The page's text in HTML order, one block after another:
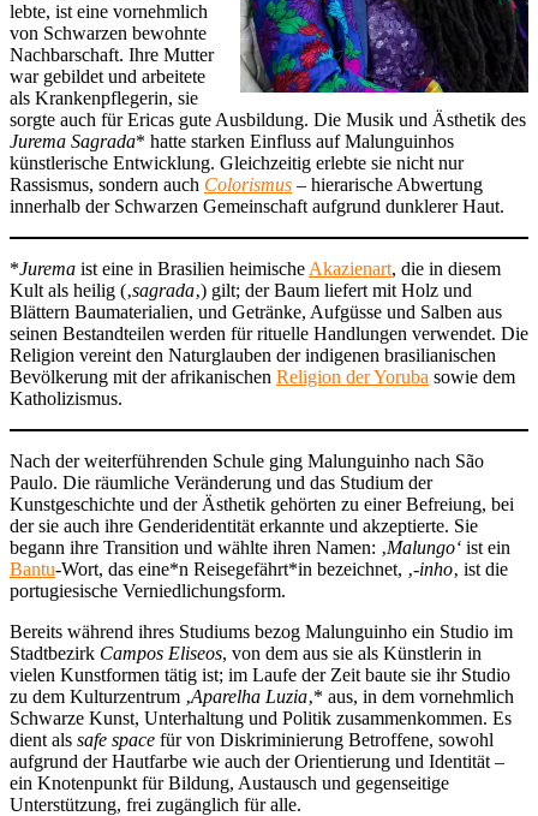
lebte, ist eine vornehmlich
von Schwarzen bewohnte
Nachbarschaft. Ihre Mutter
war gebildet und arbeitete
als Krankenpflegerin, sie
sorgte auch für Ericas gute Ausbildung. Die Musik und Ästhetik des
Jurema Sagrada* hatte starken Einfluss auf Malunguinhos
künstlerische Entwicklung. Gleichzeitig erlebte sie nicht nur
Rassismus, sondern auch Colorismus – hierarische Abwertung
innerhalb der Schwarzen Gemeinschaft aufgrund dunklerer Haut.
*Jurema ist eine in Brasilien heimische Akazienart, die in diesem
Kult als heilig (‚sagrada‚) gilt; der Baum liefert mit Holz und
Blättern Baumaterialien, und Getränke, Aufgüsse und Salben aus
seinen Bestandteilen werden für rituelle Handlungen verwendet. Die
Religion vereint den Naturglauben der indigenen brasilianischen
Bevölkerung mit der afrikanischen Religion der Yoruba sowie dem
Katholizismus.
Nach der weiterführenden Schule ging Malunguinho nach São
Paulo. Die räumliche Veränderung und das Studium der
Kunstgeschichte und der Ästhetik gehörten zu einer Befreiung, bei
der sie auch ihre Genderidentität erkannte und akzeptierte. Sie
begann ihre Transition und wählte ihren Namen: ‚Malungo‘ ist ein
Bantu-Wort, das eine*n Reisegefährt*in bezeichnet, ‚-inho‚ ist die
portugiesische Verniedlichungsform.
Bereits während ihres Studiums bezog Malunguinho ein Studio im
Stadtbezirk Campos Eliseos, von dem aus sie als Künstlerin in
vielen Kunstformen tätig ist; im Laufe der Zeit baute sie ihr Studio
zu dem Kulturzentrum ‚Aparelha Luzia‚* aus, in dem vornehmlich
Schwarze Kunst, Unterhaltung und Politik zusammenkommen. Es
dient als safe space für von Diskriminierung Betroffene, sowohl
aufgrund der Hautfarbe wie auch der Orientierung und Identität –
ein Knotenpunkt für Bildung, Austausch und gegenseitige
Unterstützung, frei zugänglich für alle.